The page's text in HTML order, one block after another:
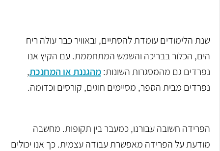
שנת הלימודים עומדת להסתיים, ובאוויר כבר עולה ריח
הים, הכלור בבריכה והשמש המתחממת. עם הקיץ אנו
נפרדים גם מהמסגרות השונות:מהגננת או המחנכת,
נפרדים מבית הספר, מסיימים חוגים, קורסים וכדומה.
הפרידה חשובה עבורנו, כמעבר בין תקופות. מחשבה
מודעת על הפרידה מאפשרת עבודה עצמית. כך אנו יכולים